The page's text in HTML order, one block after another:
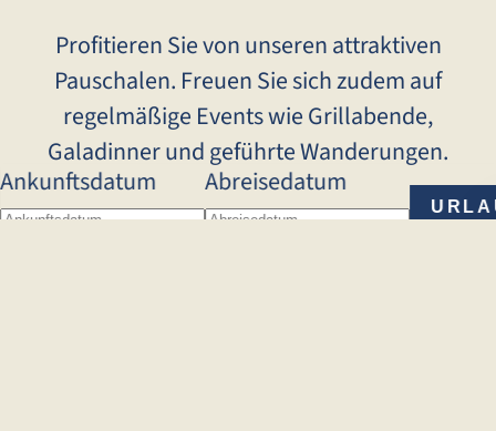
Ankunftsdatum Abreisedatum
Profitieren Sie von unseren attraktiven
Pauschalen. Freuen Sie sich zudem auf
regelmäßige Events wie Grillabende,
Galadinner und geführte Wanderungen.